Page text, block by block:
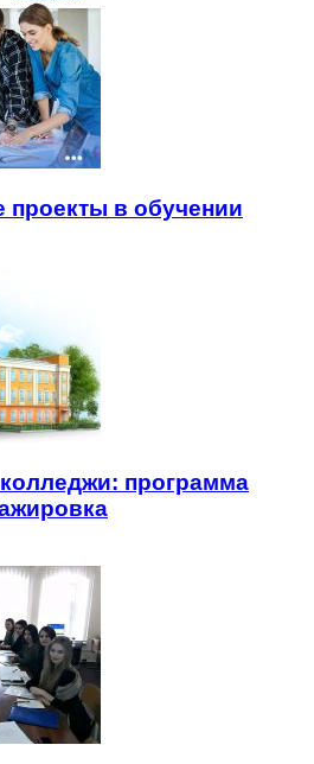
проекты в обучении
программа